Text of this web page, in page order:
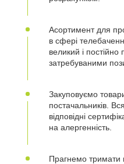
Асортимент для
в сфері
великий і
затребуваними
Закуповуємо
постачальників.
відповідні
на алергенність.
Прагнемо тримати